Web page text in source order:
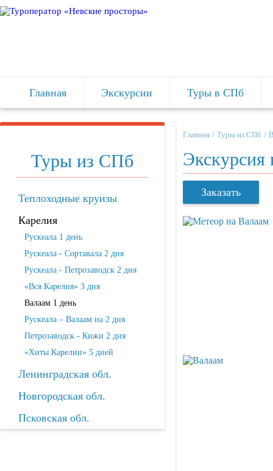
Главная Экскурсии Туры в СПб
Туры из СПб
Теплоходные круизы
Карелия
Рускеала 1 день
Рускеала - Сортавала 2 дня
Рускеала - Петрозаводск 2 дня
«Вся Карелия» 3 дня
Валаам 1 день
Рускеала – Валаам на 2 дня
Петрозаводск - Кижи 2 дня
«Хиты Карелии» 5 дней
Ленинградская обл.
Новгородская обл.
Псковская обл.
Главная Туры из СПб
Экскурсия
Заказать